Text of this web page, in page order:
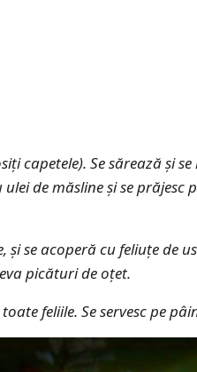
capetele). Se sărează și se
de măsline și se prăjesc
și se acoperă cu feliuțe de
picături de oțet.
feliile. Se servesc pe